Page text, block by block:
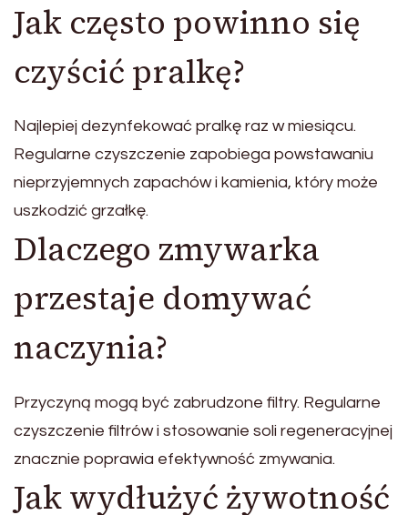
Jak często powinno się
czyścić pralkę?
Najlepiej dezynfekować pralkę raz w miesiącu.
Regularne czyszczenie zapobiega powstawaniu
nieprzyjemnych zapachów i kamienia, który może
uszkodzić grzałkę.
Dlaczego zmywarka
przestaje domywać
naczynia?
Przyczyną mogą być zabrudzone filtry. Regularne
czyszczenie filtrów i stosowanie soli regeneracyjnej
znacznie poprawia efektywność zmywania.
Jak wydłużyć żywotność